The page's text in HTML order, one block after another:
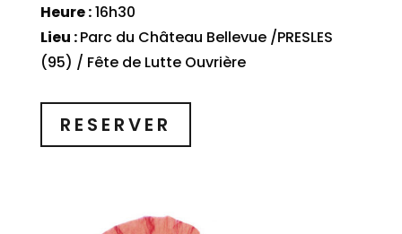
Heure :16h30
Lieu :Parc du Château Bellevue /PRESLES
(95) / Fête de Lutte Ouvrière
RESERVER